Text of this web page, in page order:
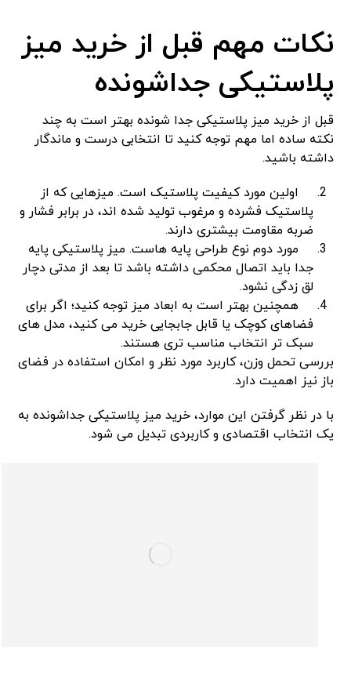
نکات مهم قبل از خرید میز
پلاستیکی جداشونده
قبل از خرید میز پلاستیکی جدا شونده بهتر است به چند
نکته ساده اما مهم توجه کنید تا انتخابی درست و ماندگار
داشته باشید.
اولین مورد کیفیت پلاستیک است. میزهایی که از
پلاستیک فشرده و مرغوب تولید شده ‌اند، در برابر فشار و
ضربه مقاومت بیشتری دارند.
مورد دوم نوع طراحی پایه‌ هاست. میز پلاستیکی پایه
جدا باید اتصال محکمی داشته باشد تا بعد از مدتی دچار
لق ‌زدگی نشود.
همچنین بهتر است به ابعاد میز توجه کنید؛ اگر برای
فضاهای کوچک یا قابل جابجایی خرید می‌ کنید، مدل ‌های
سبک ‌تر انتخاب مناسب ‌تری هستند.
بررسی تحمل وزن، کاربرد مورد نظر و امکان استفاده در فضای
باز نیز اهمیت دارد.
با در نظر گرفتن این موارد، خرید میز پلاستیکی جداشونده به
یک انتخاب اقتصادی و کاربردی تبدیل می ‌شود.